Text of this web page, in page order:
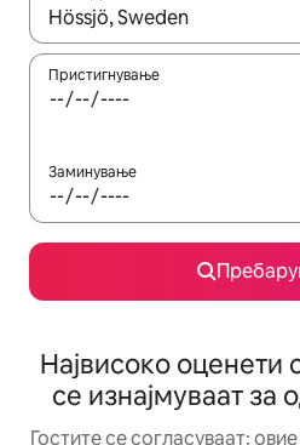
Кога резултатите се
Пристигнување
Заминување
Највисоко
се изнајмуваат за
Гостите се согласуваат: